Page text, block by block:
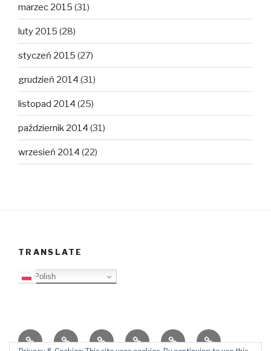
marzec 2015 (31)
luty 2015 (28)
styczeń 2015 (27)
grudzień 2014 (31)
listopad 2014 (25)
październik 2014 (31)
wrzesień 2014 (22)
TRANSLATE
Polish
O
Top
Ewangelizacja
Father Video
PB